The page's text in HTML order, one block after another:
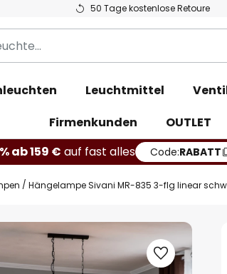
50 Tage kostenlose Retoure
Leuchtmittel
Firmenkunden
OUTLET
ab 159 € auf fast alles Code:RABATT
Hängelampe Sivani MR-835 3-flg linear